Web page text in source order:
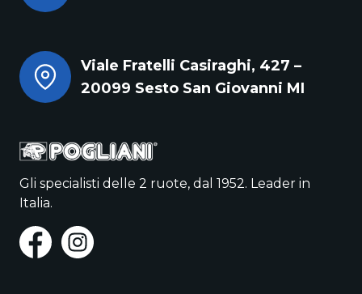
Viale Fratelli Casiraghi, 427 –
20099 Sesto San Giovanni MI
Gli specialisti delle 2 ruote, dal 1952. Leader in
Italia.